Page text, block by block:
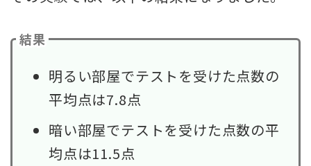
結果
明るい部屋でテストを受けた点数の
平均点は7.8点
暗い部屋でテストを受けた点数の平
均点は11.5点